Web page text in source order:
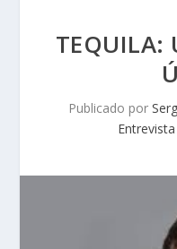
TEQUILA:
Publicado por
Entrevista